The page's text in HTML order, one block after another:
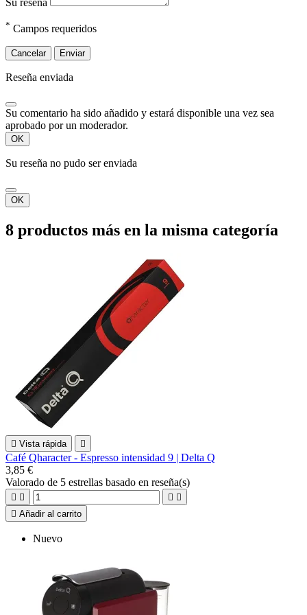
* Campos requeridos
Cancelar Enviar
Reseña enviada
Su comentario ha sido añadido y estará disponible una vez sea
aprobado por un moderador.
OK
Su reseña no pudo ser enviada
OK
8 productos más en la misma categoría
 Vista rápida 
Café Qharacter - Espresso intensidad 9 | Delta Q
3,85 €
Valorado de 5 estrellas basado en reseña(s)
   
 Añadir al carrito
Nuevo